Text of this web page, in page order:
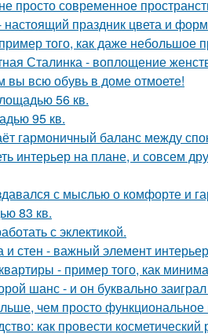
просто современное
настоящий праздник цвета и
того, как даже небольшое
Сталинка - воплощение
вы всю обувь в доме отмоете!
56 кв.
95 кв.
гармоничный баланс между
интерьер на плане, и совсем
с мыслью о комфорте и
83 кв.
с эклектикой.
и стен - важный элемент
- пример того, как
шанс - и он буквально
чем просто функциональное
как провести